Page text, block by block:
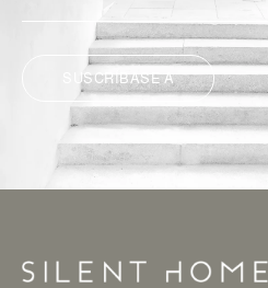
SUSCRÍBASE A